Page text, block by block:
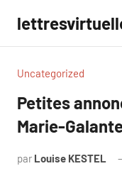
contenu
Uncategorized
Petites
Marie-
par Louise KESTEL